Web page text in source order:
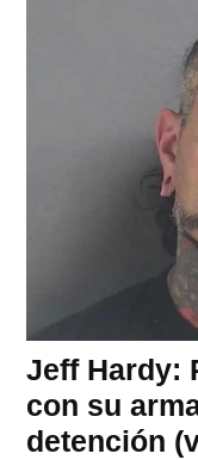
Jeff Hardy:
con su
detención